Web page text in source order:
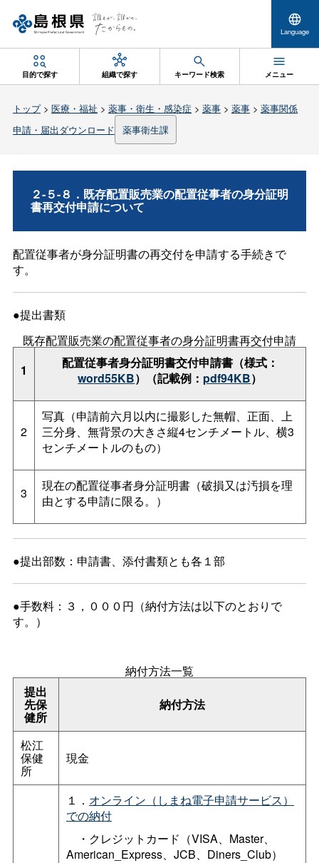
Language
目的で探す 組織で探す キーワード検索 メニュー
トップ> 医療・福祉 > 薬事・衛生・感染症 > 薬事> 薬事> 薬事関係
申請・届出ダウンロード
薬事衛生課
２-５-８．既存配置販売業の配置従事者の身分証明
書再交付申請について
配置従事者が身分証明書の再交付を申請する手続きで
す。
●提出書類
既存配置販売業の配置従事者の身分証明書再交付申請
1
配置従事者身分証明書交付申請書（様式：
word55KB）（記載例： pdf94KB）
2
写真（申請前六月以内に撮影した無帽、正面、上
三分身、無背景の大きさ縦4センチメートル、横3
センチメートルのもの）
3
現在の配置従事者身分証明書（破損又は汚損を理
由とする申請に限る。）
●提出部数：申請書、添付書類とも各１部
●手数料：３，０００円（納付方法は以下のとおりで
す。）
納付方法一覧
提出
先保
健所
納付方法
松江
保健
所
現金
１． オンライン（しまね電子申請サービス）
での納付
・クレジットカード（VISA、Master、
American_Express、JCB、Diners_Club）